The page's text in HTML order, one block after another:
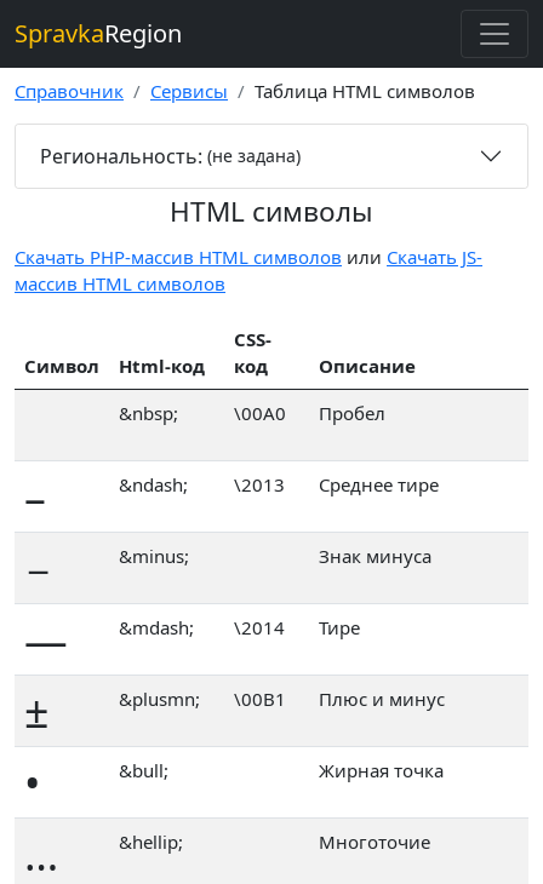
SpravkaRegion
Справочник Сервисы Таблица HTML символов
Региональность: (не задана)
HTML символы
Скачать PHP-массив HTML символов или Скачать JS-
массив HTML символов
Символ Html-код
CSS-
код
Описание
&nbsp;
\00A0 Пробел
– &ndash; \2013 Среднее тире
− &minus; Знак минуса
— &mdash; \2014 Тире
± &plusmn; \00B1 Плюс и минус
• &bull; Жирная точка
… &hellip; Многоточие